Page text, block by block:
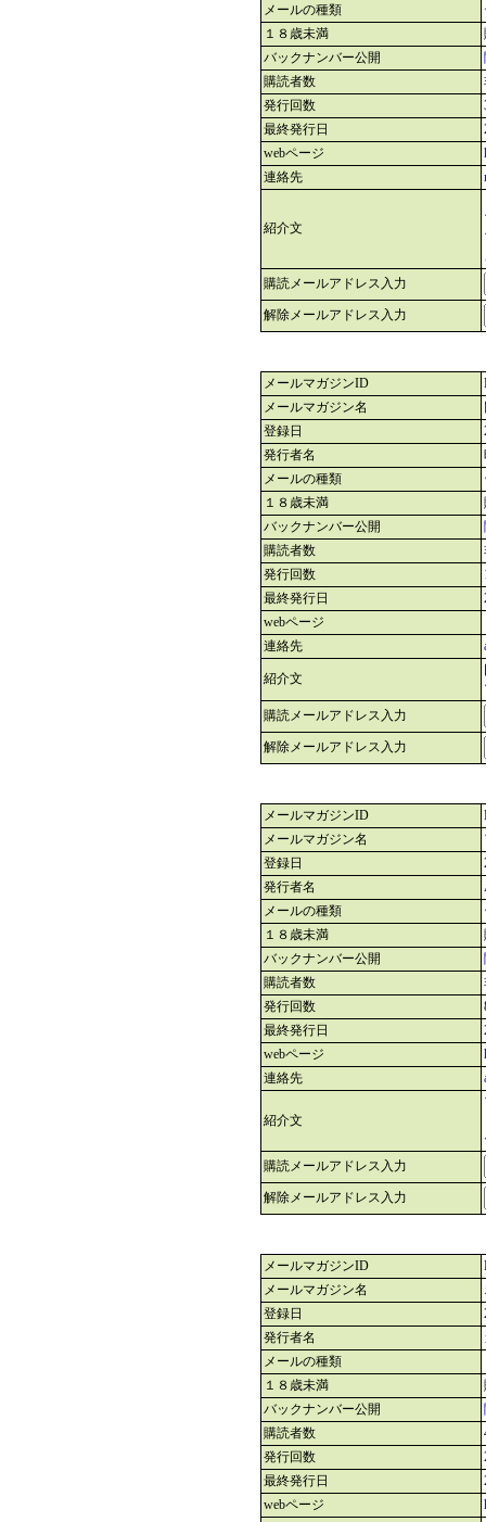
メールの種類
１８歳未満
バックナンバー公開
購読者数
発行回数
最終発行日
webページ
連絡先
紹介文
購読メールアドレス入力
解除メールアドレス入力
メールマガジンID
メールマガジン名
登録日
発行者名
メールの種類
１８歳未満
バックナンバー公開
購読者数
発行回数
最終発行日
webページ
連絡先
紹介文
購読メールアドレス入力
解除メールアドレス入力
メールマガジンID
メールマガジン名
登録日
発行者名
メールの種類
１８歳未満
バックナンバー公開
購読者数
発行回数
最終発行日
webページ
連絡先
紹介文
購読メールアドレス入力
解除メールアドレス入力
メールマガジンID
メールマガジン名
登録日
発行者名
メールの種類
１８歳未満
バックナンバー公開
購読者数
発行回数
最終発行日
webページ